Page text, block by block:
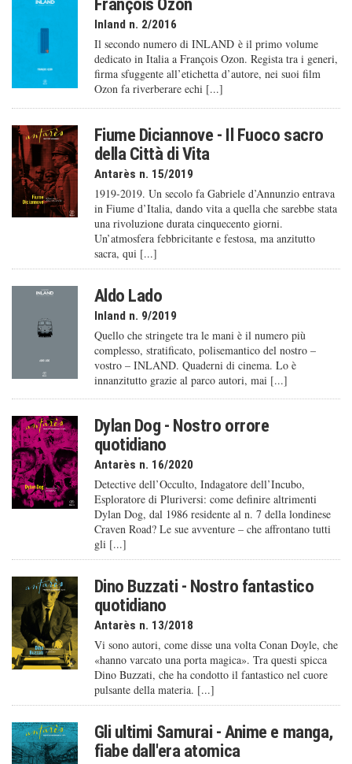
François Ozon
Inland n. 2/2016
Il secondo numero di INLAND è il primo volume
dedicato in Italia a François Ozon. Regista tra i generi,
firma sfuggente all’etichetta d’autore, nei suoi film
Ozon fa riverberare echi [...]
Fiume Diciannove - Il Fuoco sacro
della Città di Vita
Antarès n. 15/2019
1919-2019. Un secolo fa Gabriele d’Annunzio entrava
in Fiume d’Italia, dando vita a quella che sarebbe stata
una rivoluzione durata cinquecento giorni.
Un’atmosfera febbricitante e festosa, ma anzitutto
sacra, qui [...]
Aldo Lado
Inland n. 9/2019
Quello che stringete tra le mani è il numero più
complesso, stratificato, polisemantico del nostro –
vostro – INLAND. Quaderni di cinema. Lo è
innanzitutto grazie al parco autori, mai [...]
Dylan Dog - Nostro orrore
quotidiano
Antarès n. 16/2020
Detective dell’Occulto, Indagatore dell’Incubo,
Esploratore di Pluriversi: come definire altrimenti
Dylan Dog, dal 1986 residente al n. 7 della londinese
Craven Road? Le sue avventure – che affrontano tutti
gli [...]
Dino Buzzati - Nostro fantastico
quotidiano
Antarès n. 13/2018
Vi sono autori, come disse una volta Conan Doyle, che
«hanno varcato una porta magica». Tra questi spicca
Dino Buzzati, che ha condotto il fantastico nel cuore
pulsante della materia. [...]
Gli ultimi Samurai - Anime e manga,
fiabe dall'era atomica